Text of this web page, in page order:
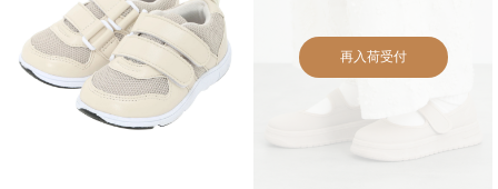
再入荷受付